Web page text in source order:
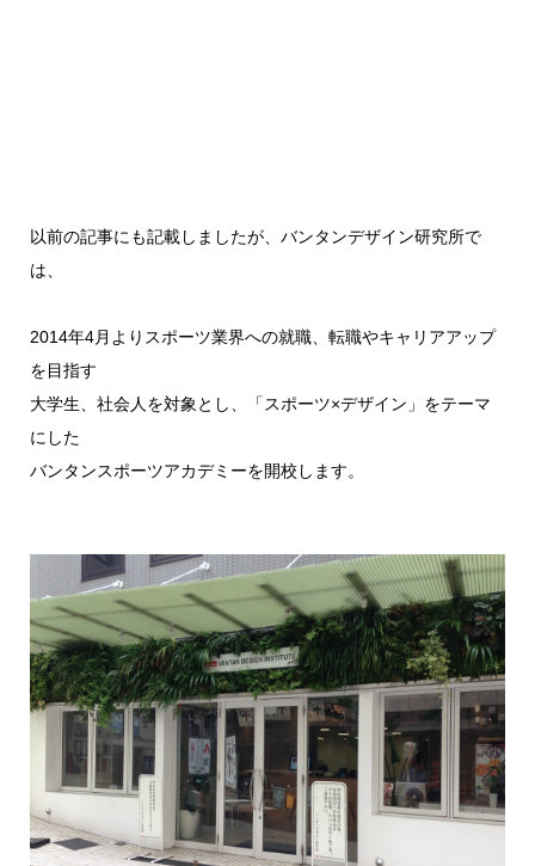
以前の記事にも記載しましたが、バンタンデザイン研究所で
は、
2014年4月よりスポーツ業界への就職、転職やキャリアアップ
を目指す
大学生、社会人を対象とし、「スポーツ×デザイン」をテーマ
にした
バンタンスポーツアカデミーを開校します。